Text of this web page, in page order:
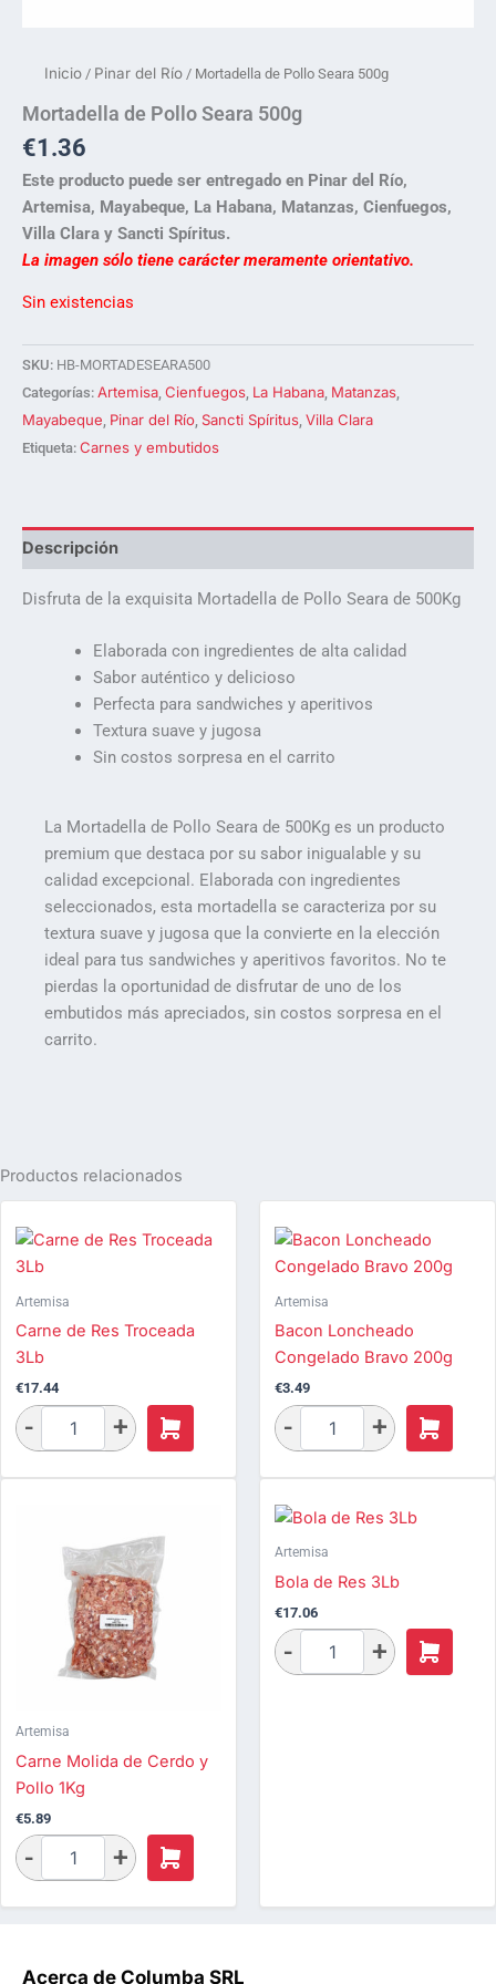
Inicio / Pinar del Río / Mortadella de Pollo Seara 500g
Mortadella de Pollo Seara 500g
€1.36
Este producto puede ser entregado en Pinar del Río,
Artemisa, Mayabeque, La Habana, Matanzas, Cienfuegos,
Villa Clara y Sancti Spíritus.
La imagen sólo tiene carácter meramente orientativo.
Sin existencias
SKU: HB-MORTADESEARA500
Categorías: Artemisa, Cienfuegos, La Habana, Matanzas,
Mayabeque, Pinar del Río, Sancti Spíritus, Villa Clara
Etiqueta: Carnes y embutidos
Descripción
Disfruta de la exquisita Mortadella de Pollo Seara de 500Kg
Elaborada con ingredientes de alta calidad
Sabor auténtico y delicioso
Perfecta para sandwiches y aperitivos
Textura suave y jugosa
Sin costos sorpresa en el carrito
La Mortadella de Pollo Seara de 500Kg es un producto
premium que destaca por su sabor inigualable y su
calidad excepcional. Elaborada con ingredientes
seleccionados, esta mortadella se caracteriza por su
textura suave y jugosa que la convierte en la elección
ideal para tus sandwiches y aperitivos favoritos. No te
pierdas la oportunidad de disfrutar de uno de los
embutidos más apreciados, sin costos sorpresa en el
carrito.
Productos relacionados
Artemisa
Carne de Res Troceada
3Lb
€17.44
Artemisa
Bacon Loncheado
Congelado Bravo 200g
€3.49
Artemisa
Carne Molida de Cerdo y
Pollo 1Kg
€5.89
Artemisa
Bola de Res 3Lb
€17.06
Acerca de Columba SRL